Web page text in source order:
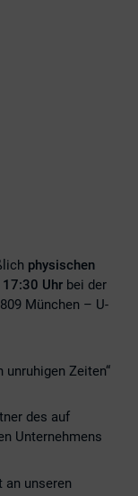
physischen
Uhr bei der
München – U-
unruhigen Zeiten“
des auf
Unternehmens
an unseren